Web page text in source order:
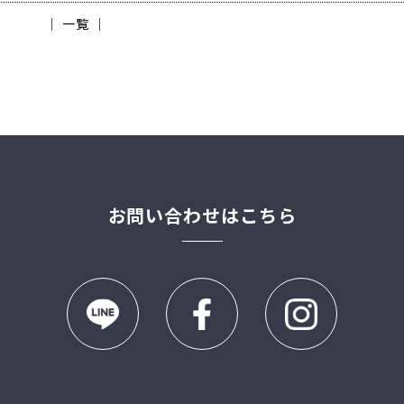
│ 一覧 │
お問い合わせはこちら